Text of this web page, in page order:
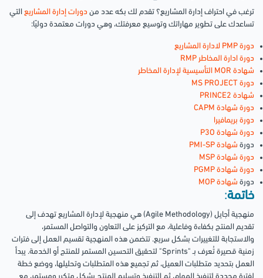
ترغب في احتراف إدارة المشاريع؟ تقدم لك بكه عدد من دورات إدارة المشاريع التي
تساعدك على تطوير مهاراتك وتوسيع معرفتك، وهي دورات معتمدة دوليًا:
دورة PMP لادارة المشاريع
دورة ادارة المخاطر RMP
شهادة MOR التأسيسية لإدارة المخاطر
دورة MS PROJECT
شهادة PRINCE2
دورة شهادة CAPM
دورة بريمافيرا
دورة شهادة P3O
دورة شهادة PMI-SP
دورة شهادة MSP
دورة شهادة PGMP
دورة شهادة MOP
خاتمة:
منهجية أجايل (Agile Methodology) هي منهجية لإدارة المشاريع تهدف إلى
تقديم المنتج بكفاءة وفاعلية، مع التركيز على التعاون والتواصل المستمر،
والاستجابة للتغييرات بشكل سريع. تتضمن هذه المنهجية تقسيم العمل إلى فترات
زمنية قصيرة تُعرف بـ "Sprints" لتحقيق التحسين المستمر للمنتج أو الخدمة. يبدأ
العمل بتحديد متطلبات العميل، ثم تجميع هذه المتطلبات وتحليلها، ووضع خطة